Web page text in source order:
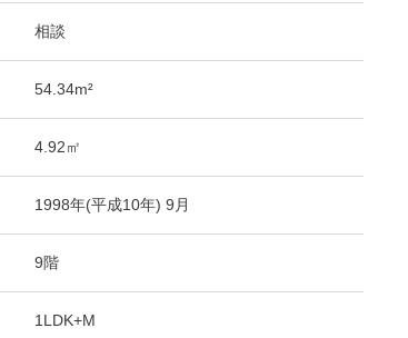
相談
54.34m²
4.92㎡
1998年(平成10年) 9月
9階
1LDK+M